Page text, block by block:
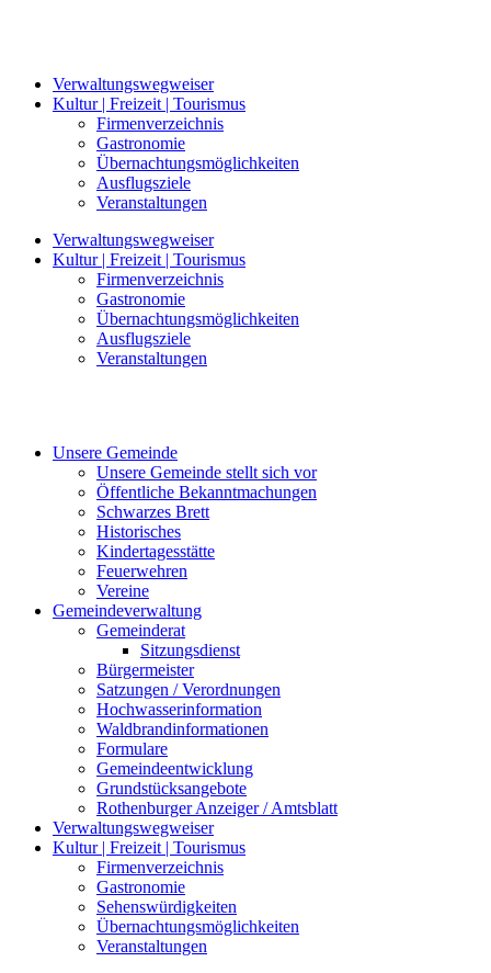
Verwaltungswegweiser
Kultur | Freizeit | Tourismus
Firmenverzeichnis
Gastronomie
Übernachtungsmöglichkeiten
Ausflugsziele
Veranstaltungen
Verwaltungswegweiser
Kultur | Freizeit | Tourismus
Firmenverzeichnis
Gastronomie
Übernachtungsmöglichkeiten
Ausflugsziele
Veranstaltungen
Unsere Gemeinde
Unsere Gemeinde stellt sich vor
Öffentliche Bekanntmachungen
Schwarzes Brett
Historisches
Kindertagesstätte
Feuerwehren
Vereine
Gemeindeverwaltung
Gemeinderat
Sitzungsdienst
Bürgermeister
Satzungen / Verordnungen
Hochwasserinformation
Waldbrandinformationen
Formulare
Gemeindeentwicklung
Grundstücksangebote
Rothenburger Anzeiger / Amtsblatt
Verwaltungswegweiser
Kultur | Freizeit | Tourismus
Firmenverzeichnis
Gastronomie
Sehenswürdigkeiten
Übernachtungsmöglichkeiten
Veranstaltungen